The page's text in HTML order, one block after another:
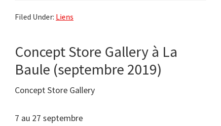
Filed Under: Liens
Concept Store Gallery à La
Baule (septembre 2019)
Concept Store Gallery
7 au 27 septembre